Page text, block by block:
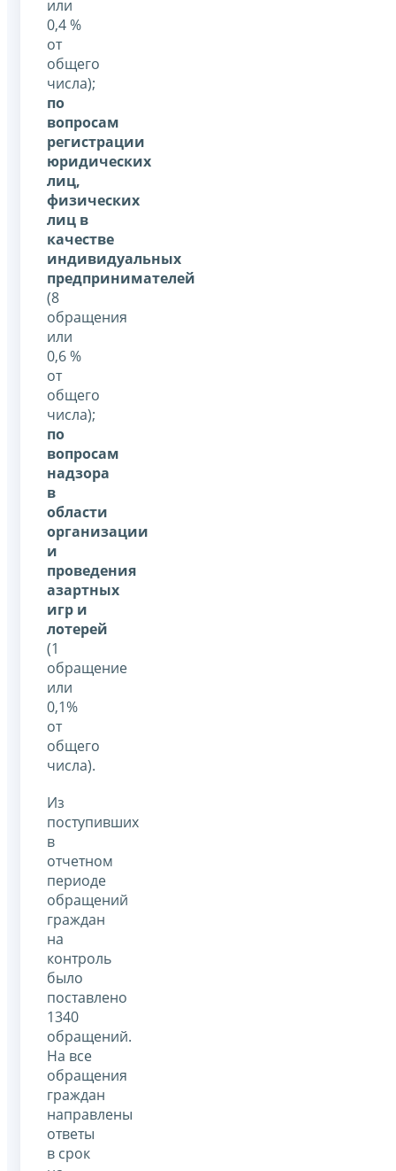
или
0,4 %
от
общего
числа);
по
вопросам
регистрации
юридических
лиц,
физических
лиц в
качестве
индивидуальных
предпринимателей
(8
обращения
или
0,6 %
от
общего
числа);
по
вопросам
надзора
в
области
организации
и
проведения
азартных
игр и
лотерей
(1
обращение
или
0,1%
от
общего
числа).
Из
поступивших
в
отчетном
периоде
обращений
граждан
на
контроль
было
поставлено
1340
обращений.
На все
обращения
граждан
направлены
ответы
в срок